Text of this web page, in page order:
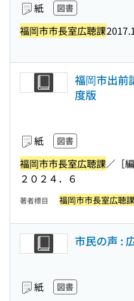
紙 図書
福岡市市長室広聴課
福岡市出前
度版
紙 図書
福岡市市長室広聴課／［編
２０２４．６
著者標目 福岡市市長室広聴課
市民の声 :
紙 図書